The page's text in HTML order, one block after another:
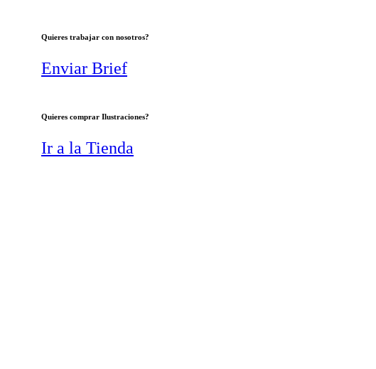
Quieres trabajar con nosotros?
Enviar Brief
Quieres comprar Ilustraciones?
Ir a la Tienda